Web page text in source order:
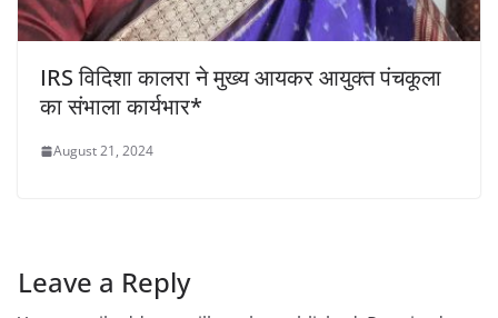
IRS विदिशा कालरा ने मुख्य आयकर आयुक्त पंचकूला
का संभाला कार्यभार*
August 21, 2024
Leave a Reply